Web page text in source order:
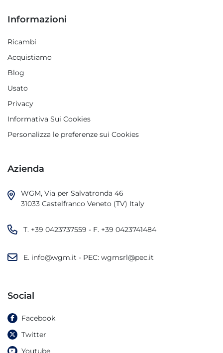
Azienda
WGM, Via per Salvatronda 46
31033 Castelfranco Veneto (TV) Italy
T. +39 0423737559 - F. +39 0423741484
E. info@wgm.it - PEC: wgmsrl@pec.it
Informazioni
Ricambi
Acquistiamo
Blog
Usato
Privacy
Informativa Sui Cookies
Personalizza le preferenze sui Cookies
Social
Facebook
Twitter
Youtube